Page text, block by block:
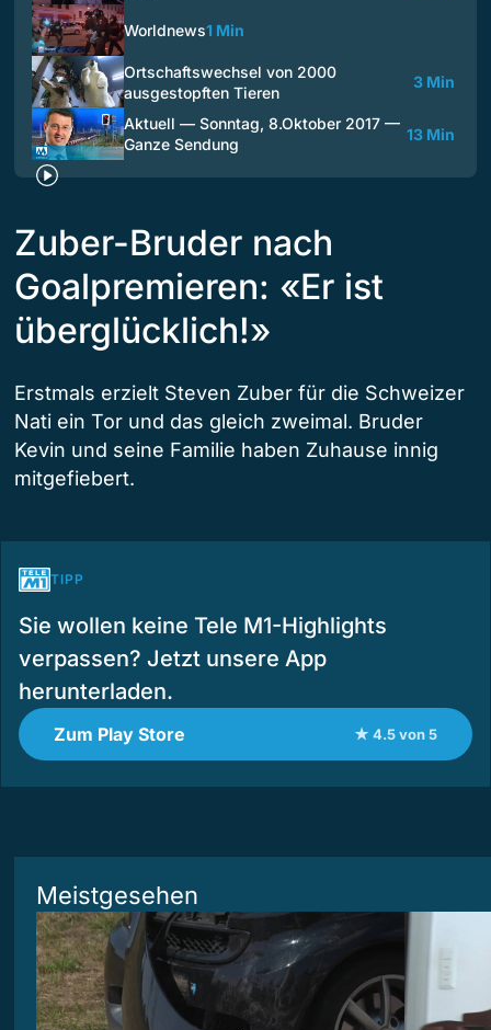
Worldnews1 Min
Ortschaftswechsel von 2000
ausgestopften Tieren
3 Min
Aktuell — Sonntag, 8.Oktober 2017 —
Ganze Sendung
13 Min
Zuber-Bruder nach
Goalpremieren: «Er ist
überglücklich!»
Erstmals erzielt Steven Zuber für die Schweizer
Nati ein Tor und das gleich zweimal. Bruder
Kevin und seine Familie haben Zuhause innig
mitgefiebert.
TIPP
Sie wollen keine Tele M1-Highlights
verpassen? Jetzt unsere App
herunterladen.
Zum Play Store ★ 4.5 von 5
Meistgesehen